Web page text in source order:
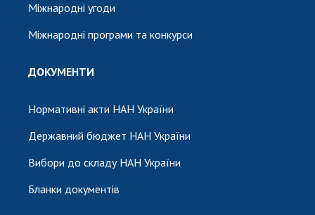
Міжнародні угоди
Міжнародні програми та конкурси
ДОКУМЕНТИ
Нормативні акти НАН України
Державний бюджет НАН України
Вибори до складу НАН України
Бланки документів